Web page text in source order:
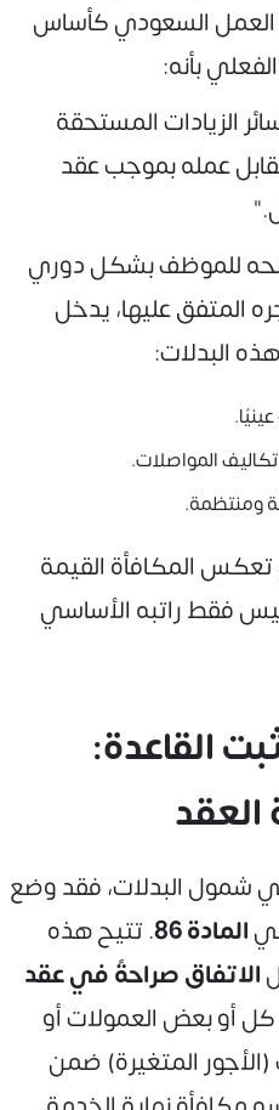
العمل السعودي كأساس
بأنه:
الزيادات المستحقة
عمله بموجب عقد
للموظف بشكل دوري
المتفق عليها، يدخل
البدلات:
المواصلات.
ومنتظمة.
المكافأة القيمة
فقط راتبه الأساسي
القاعدة:
شمول البدلات، فقد وضع
المادة 86
. تتيح هذه
الاتفاق صراحةً في عقد
أو بعض العمولات أو
المتغيرة) ضمن